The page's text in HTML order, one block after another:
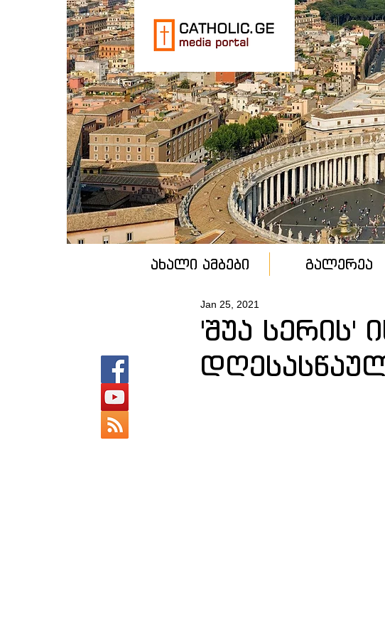
ახალი ამბები გალერეა
'შუა სერის'
Jan 25, 2021